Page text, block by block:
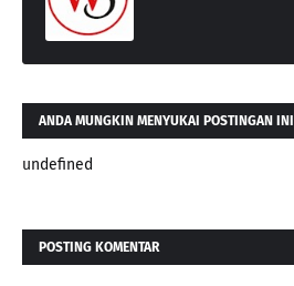
ANDA MUNGKIN MENYUKAI POSTINGAN INI
undefined
POSTING KOMENTAR